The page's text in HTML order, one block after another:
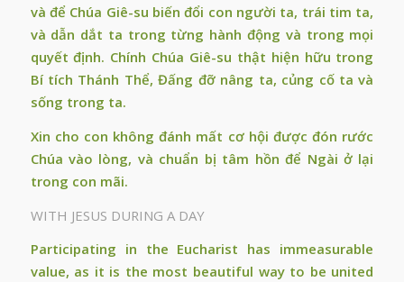
và để Chúa Giê-su biến đổi con người ta, trái tim ta,
và dẫn dắt ta trong từng hành động và trong mọi
quyết định. Chính Chúa Giê-su thật hiện hữu trong
Bí tích Thánh Thể, Đấng đỡ nâng ta, củng cố ta và
sống trong ta.
Xin cho con không đánh mất cơ hội được đón rước
Chúa vào lòng, và chuẩn bị tâm hồn để Ngài ở lại
trong con mãi.
WITH JESUS DURING A DAY
Participating in the Eucharist has immeasurable
value, as it is the most beautiful way to be united